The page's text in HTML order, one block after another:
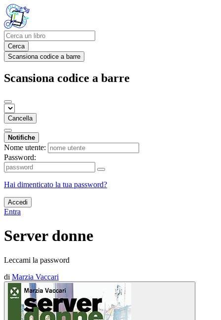
Cerca
Scansiona codice a barre
Scansiona codice a barre
Cancella
Notifiche
Nome utente:
Password:
Hai dimenticato la tua password?
Accedi
Entra
Server donne
Leccami la password
di Marzia Vaccari